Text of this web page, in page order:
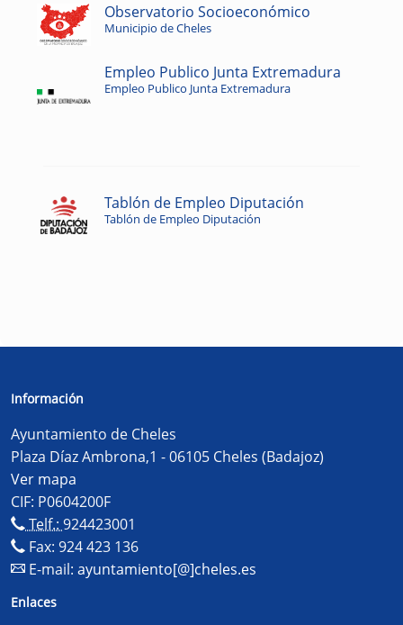
Observatorio Socioeconómico
Municipio de Cheles
Empleo Publico Junta Extremadura
Empleo Publico Junta Extremadura
Tablón de Empleo Diputación
Tablón de Empleo Diputación
Información
Ayuntamiento de Cheles
Plaza Díaz Ambrona,1 - 06105 Cheles (Badajoz)
Ver mapa
CIF: P0604200F
Telf.: 924423001
Fax: 924 423 136
E-mail: ayuntamiento[@]cheles.es
Enlaces